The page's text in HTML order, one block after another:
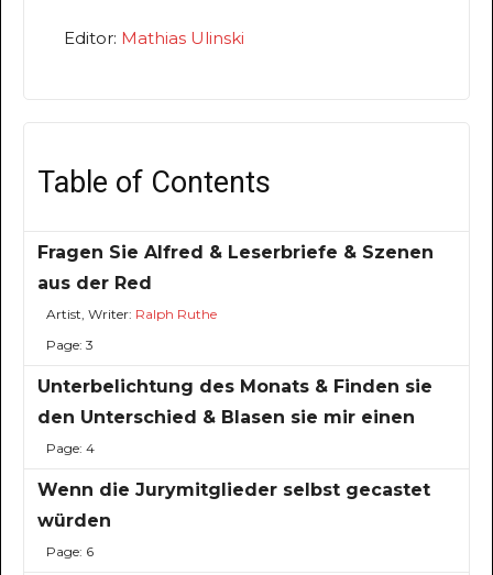
Editor: Mathias Ulinski
Table of Contents
Fragen Sie Alfred & Leserbriefe & Szenen
aus der Red
Artist, Writer: Ralph Ruthe
Page: 3
Unterbelichtung des Monats & Finden sie
den Unterschied & Blasen sie mir einen
Page: 4
Wenn die Jurymitglieder selbst gecastet
würden
Page: 6